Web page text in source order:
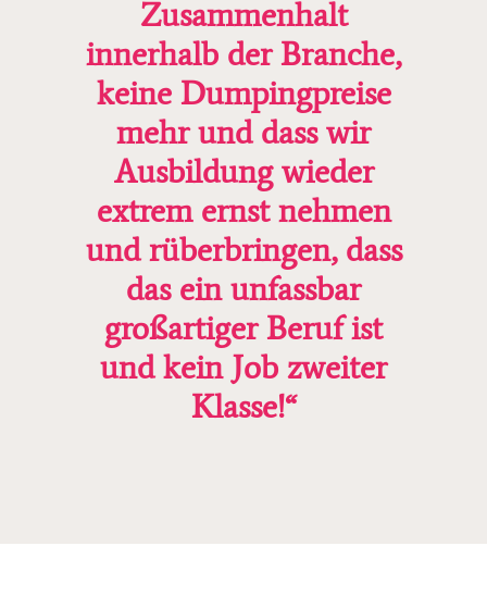
Zusammenhalt
innerhalb der Branche,
keine Dumpingpreise
mehr und dass wir
Ausbildung wieder
extrem ernst nehmen
und rüberbringen, dass
das ein unfassbar
großartiger Beruf ist
und kein Job zweiter
Klasse!“